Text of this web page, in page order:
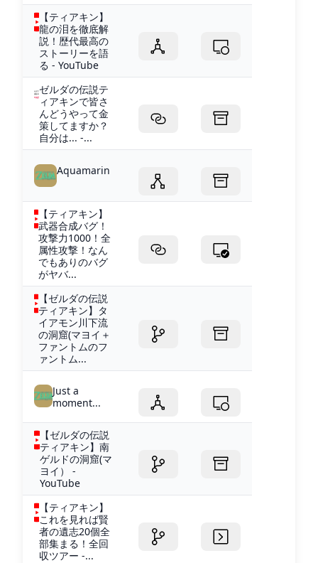
【ティアキン】
龍の泪を徹底解
説！歴代最高の
ストーリーを語
る - YouTube
ゼルダの伝説テ
ィアキンで皆さ
んどうやって金
策してますか？
自分は... -...
Aquamarin
【ティアキン】
武器合成バグ！
攻撃力1000！全
属性攻撃！なん
でもありのバグ
がヤバ...
【ゼルダの伝説
ティアキン】タ
イアモン川下流
の洞窟(マヨイ＋
ファントムのフ
ァントム...
Just a
moment...
【ゼルダの伝説
ティアキン】南
ゲルドの洞窟(マ
ヨイ） -
YouTube
【ティアキン】
これを見れば賢
者の遺志20個全
部集まる！全回
収ツアー -...